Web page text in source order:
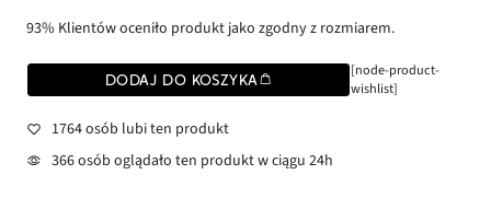
93% Klientów oceniło produkt jako zgodny z rozmiarem.
DODAJ DO KOSZYKA
[node-product-
wishlist]
1764 osób lubi ten produkt
366 osób oglądało ten produkt w ciągu 24h